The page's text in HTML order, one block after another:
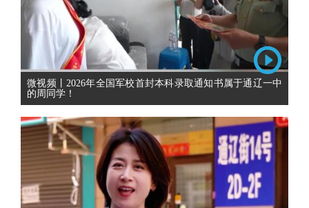
微视频丨2026年全国军校首封本科录取通知书属于通辽一中
的周同学！